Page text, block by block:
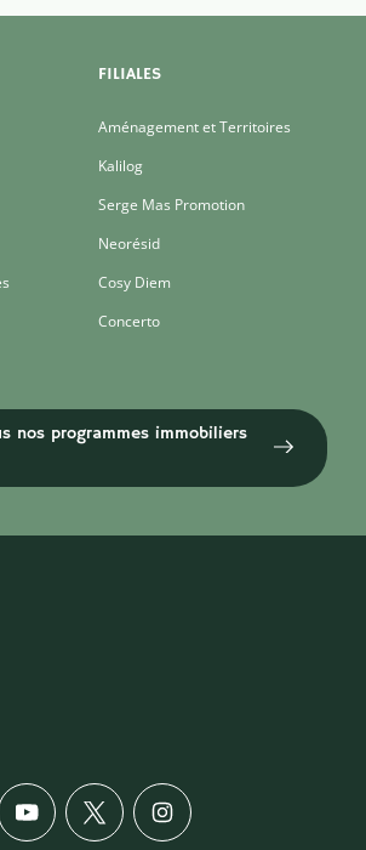
FILIALES
Aménagement et Territoires
Kalilog
Serge Mas Promotion
Neorésid
Cosy Diem
Concerto
nos programmes immobiliers